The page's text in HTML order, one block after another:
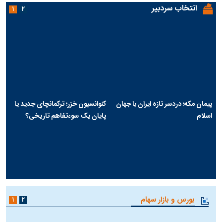
انتخاب سردبیر
پیمان مکه؛ دردسر تازه ایران با جهان
اسلام
کنوانسیون خزر؛ ترکمانچای جدید یا
پایان یک سوءتفاهم تاریخی؟
۱ ۲
بورس و بازار سهام ۱ ۲